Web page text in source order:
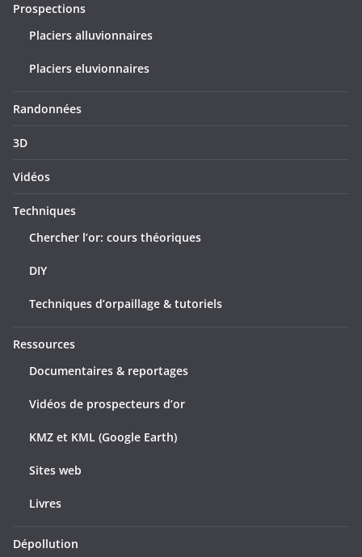
Prospections
Placiers alluvionnaires
Placiers eluvionnaires
Randonnées
3D
Vidéos
Techniques
Chercher l’or: cours théoriques
DIY
Techniques d’orpaillage & tutoriels
Ressources
Documentaires & reportages
Vidéos de prospecteurs d’or
KMZ et KML (Google Earth)
Sites web
Livres
Dépollution